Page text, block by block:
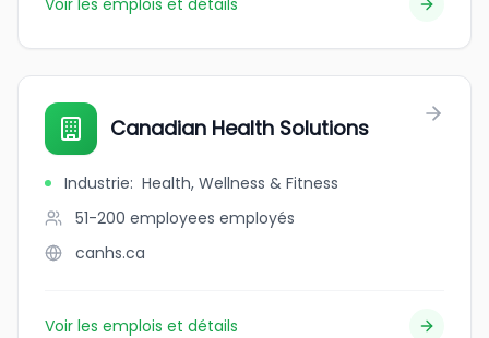
Voir les emplois et détails
Canadian Health Solutions
Industrie: Health, Wellness & Fitness
51-200 employees employés
canhs.ca
Voir les emplois et détails